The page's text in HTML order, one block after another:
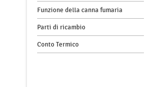
Funzione della canna fumaria
Parti di ricambio
Conto Termico